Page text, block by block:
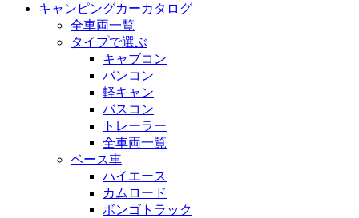
キャンピングカーカタログ
全車両一覧
タイプで選ぶ
キャブコン
バンコン
軽キャン
バスコン
トレーラー
全車両一覧
ベース車
ハイエース
カムロード
ボンゴトラック